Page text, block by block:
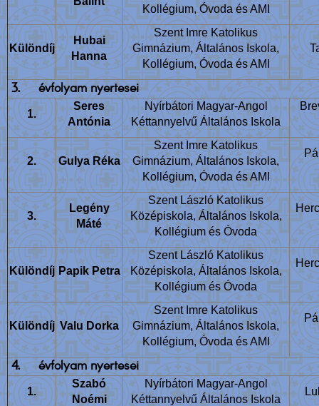
Kollégium, Óvoda és AMI
Különdíj
Hubai
Hanna
Szent Imre Katolikus
Gimnázium, Általános Iskola,
Kollégium, Óvoda és AMI
3.évfolyam nyertesei
1.
Seres
Antónia
Nyírbátori Magyar-Angol
Kéttannyelvű Általános Iskola
2. Gulya Réka
Szent Imre Katolikus
Gimnázium, Általános Iskola,
Kollégium, Óvoda és AMI
3.
Legény
Máté
Szent László Katolikus
Középiskola, Általános Iskola,
Kollégium és Óvoda
Különdíj Papik Petra
Szent László Katolikus
Középiskola, Általános Iskola,
Kollégium és Óvoda
Különdíj Valu Dorka
Szent Imre Katolikus
Gimnázium, Általános Iskola,
Kollégium, Óvoda és AMI
4.évfolyam nyertesei
1.
Szabó
Noémi
Nyírbátori Magyar-Angol
Kéttannyelvű Általános Iskola